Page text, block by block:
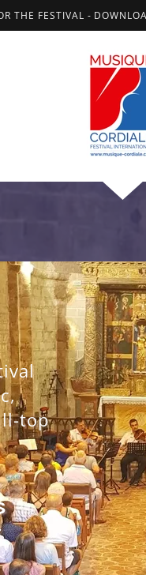
THE FESTIVAL -
top